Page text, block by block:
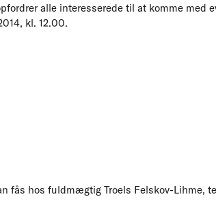
alle interesserede til at komme med
kl. 12.00.
fås hos fuldmægtig Troels Felskov-Lihme,